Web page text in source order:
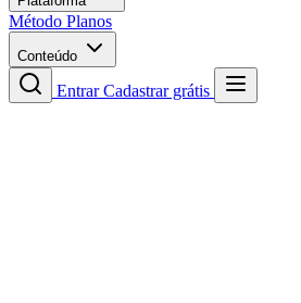
Método Planos
Conteúdo
EntrarCadastrar grátis